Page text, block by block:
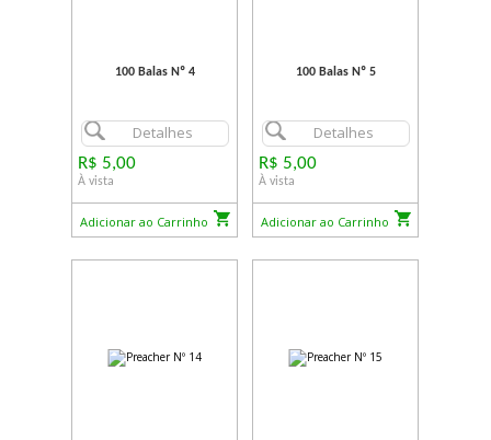
100 Balas Nº 4
Detalhes
R$ 5,00
À vista
Adicionar ao Carrinho
100 Balas Nº 5
Detalhes
R$ 5,00
À vista
Adicionar ao Carrinho